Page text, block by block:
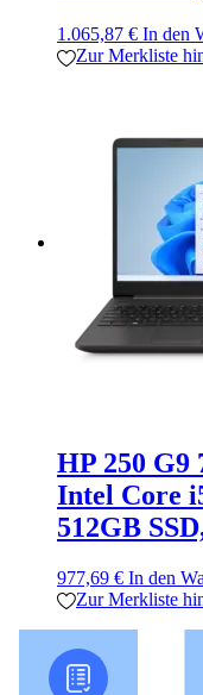
1.065,87 € In den
Zur Merkliste
HP 250 G9
Intel Core
512GB
977,69 € In den
Zur Merkliste